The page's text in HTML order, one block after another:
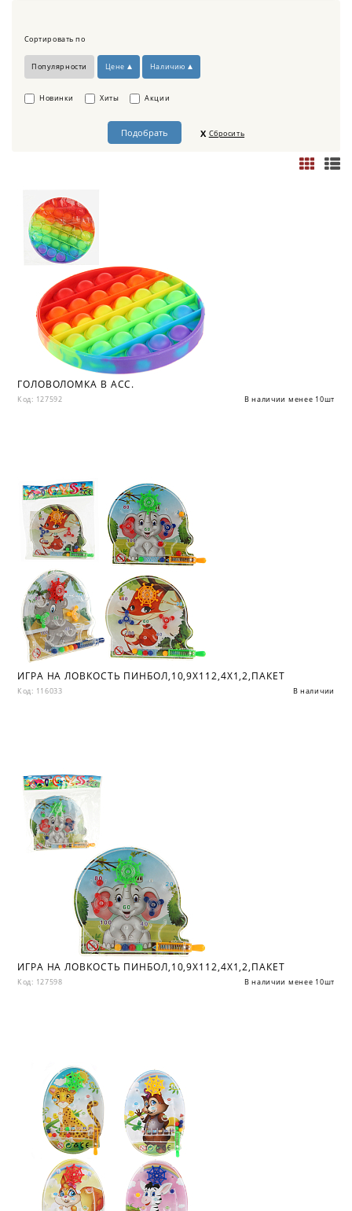
Сортировать по
Популярности Цене Наличию
Сбросить
Новинки Хиты Акции
ГОЛОВОЛОМКА В АСС.
Код: 127592 В наличии менее 10шт
ИГРА НА ЛОВКОСТЬ ПИНБОЛ,10,9Х112,4Х1,2,ПАКЕТ
Код: 116033 В наличии
ИГРА НА ЛОВКОСТЬ ПИНБОЛ,10,9Х112,4Х1,2,ПАКЕТ
Код: 127598 В наличии менее 10шт